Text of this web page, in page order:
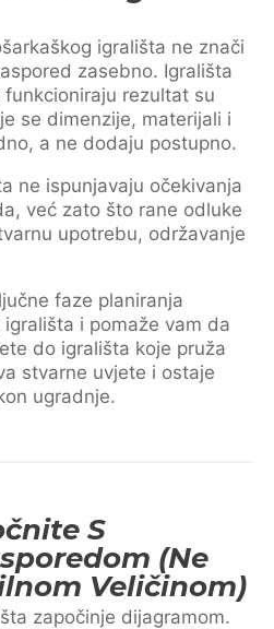
igrališta ne znači
zasebno. Igrališta
rezultat su
se dimenzije, materijali i
a ne dodaju postupno.
ne ispunjavaju očekivanja
već zato što rane odluke
upotrebu, održavanje
faze planiranja
i pomaže vam da
do igrališta koje pruža
stvarne uvjete i ostaje
ugradnje.
S
(ne
Veličinom)
započinje dijagramom.